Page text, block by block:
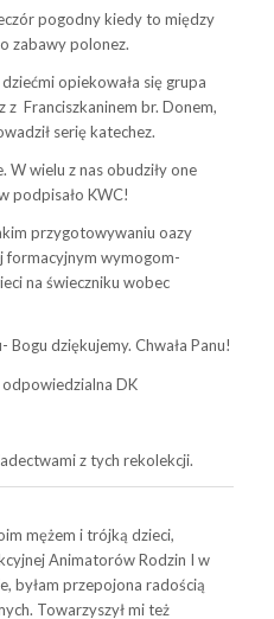
pogodny kiedy to między
zabawy polonez.
opiekowała się grupa
z Franciszkaninem br. Donem,
serię katechez.
wielu z nas obudziły one
podpisało KWC!
przygotowywaniu oazy
formacyjnym wymogom-
na świeczniku wobec
dziękujemy. Chwała Panu!
DK
z tych rekolekcji.
mężem i trójką dzieci,
Animatorów Rodzin I w
byłam przepojona radością
Towarzyszył mi też